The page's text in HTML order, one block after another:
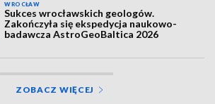
WROCŁAW
Sukces wrocławskich geologów.
Zakończyła się ekspedycja naukowo-
badawcza AstroGeoBaltica 2026
ZOBACZ WIĘCEJ